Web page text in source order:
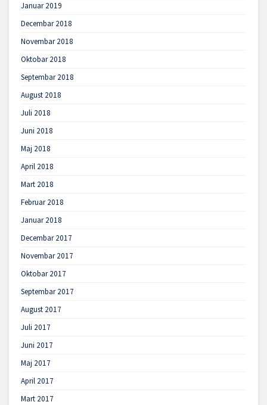
Januar 2019
Decembar 2018
Novembar 2018
Oktobar 2018
Septembar 2018
August 2018
Juli 2018
Juni 2018
Maj 2018
April 2018
Mart 2018
Februar 2018
Januar 2018
Decembar 2017
Novembar 2017
Oktobar 2017
Septembar 2017
August 2017
Juli 2017
Juni 2017
Maj 2017
April 2017
Mart 2017